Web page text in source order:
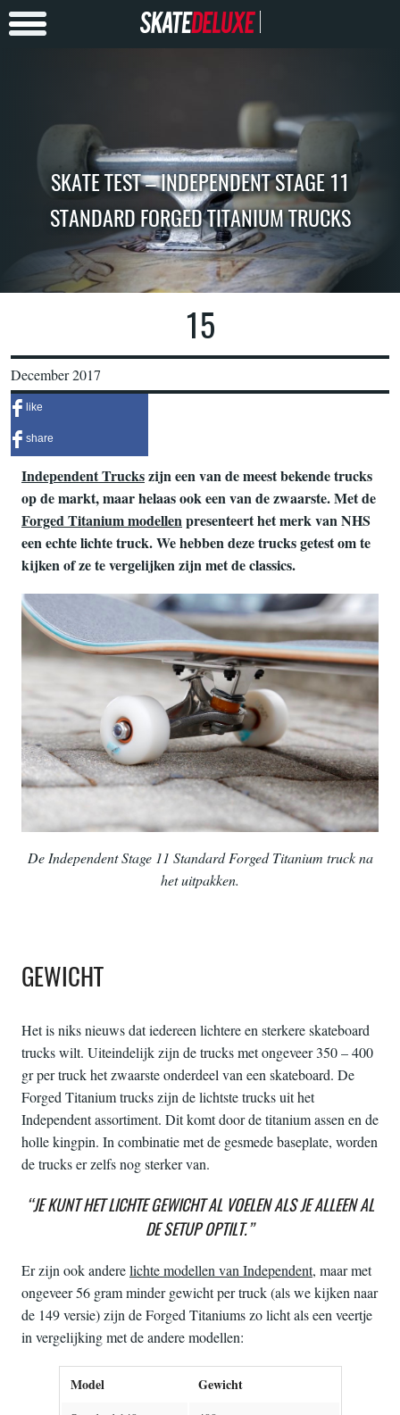
SKATE TEST – INDEPENDENT STAGE 11
STANDARD FORGED TITANIUM TRUCKS
15
December 2017
like
share
Independent Truckszijn een van de meest bekende trucks
op de markt, maar helaas ook een van de zwaarste. Met de
Forged Titanium modellenpresenteert het merk van NHS
een echte lichte truck. We hebben deze trucks getest om te
kijken of ze te vergelijken zijn met de classics.
De Independent Stage 11 Standard Forged Titanium truck na
het uitpakken.
GEWICHT
Het is niks nieuws dat iedereen lichtere en sterkere skateboard
trucks wilt. Uiteindelijk zijn de trucks met ongeveer 350 – 400
gr per truck het zwaarste onderdeel van een skateboard. De
Forged Titanium trucks zijn de lichtste trucks uit het
Independent assortiment. Dit komt door de titanium assen en de
holle kingpin. In combinatie met de gesmede baseplate, worden
de trucks er zelfs nog sterker van.
“JE KUNT HET LICHTE GEWICHT AL VOELEN ALS JE ALLEEN AL
DE SETUP OPTILT.”
Er zijn ook anderelichte modellen van Independent, maar met
ongeveer 56 gram minder gewicht per truck (als we kijken naar
de 149 versie) zijn de Forged Titaniums zo licht als een veertje
in vergelijking met de andere modellen:
Model Gewicht